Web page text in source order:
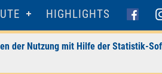
HIGHLIGHTS
der Nutzung mit Hilfe der Statistik-